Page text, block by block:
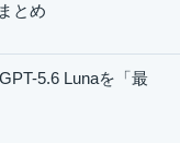
とめ
5.6 Lunaを「最